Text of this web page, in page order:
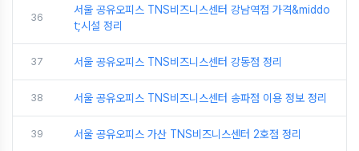
36
서울 공유오피스 TNS비즈니스센터 강남역점 가격&middo
t;시설 정리
37 서울 공유오피스 TNS비즈니스센터 강동점 정리
38 서울 공유오피스 TNS비즈니스센터 송파점 이용 정보 정리
39 서울 공유오피스 가산 TNS비즈니스센터 2호점 정리